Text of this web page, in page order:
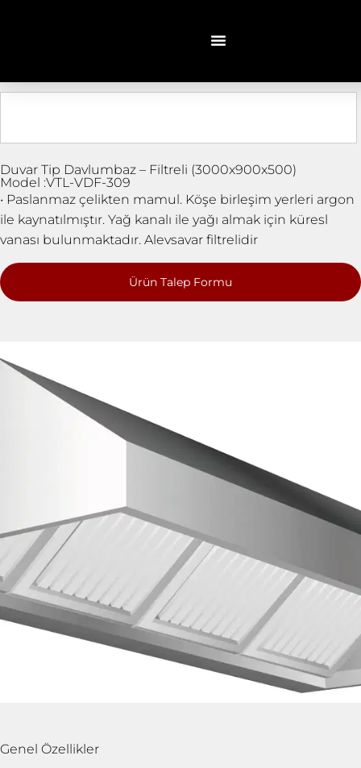
Duvar Tip Davlumbaz – Filtreli (3000x900x500)
Model :VTL-VDF-309
• Paslanmaz çelikten mamul. Köşe birleşim yerleri argon
ile kaynatılmıştır. Yağ kanalı ile yağı almak için küresl
vanası bulunmaktadır. Alevsavar filtrelidir
Ürün Talep Formu
Genel Özellikler